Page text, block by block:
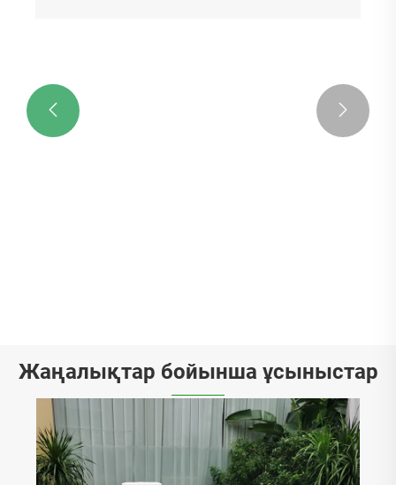
 
Жаңалықтар бойынша ұсыныстар